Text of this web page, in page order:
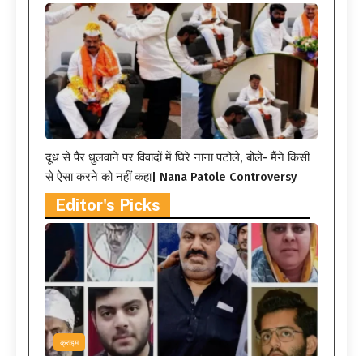
दूध से पैर धुलवाने पर विवादों में घिरे नाना पटोले, बोले- मैंने किसी
से ऐसा करने को नहीं कहा| Nana Patole Controversy
Editor's Picks
क्राइम